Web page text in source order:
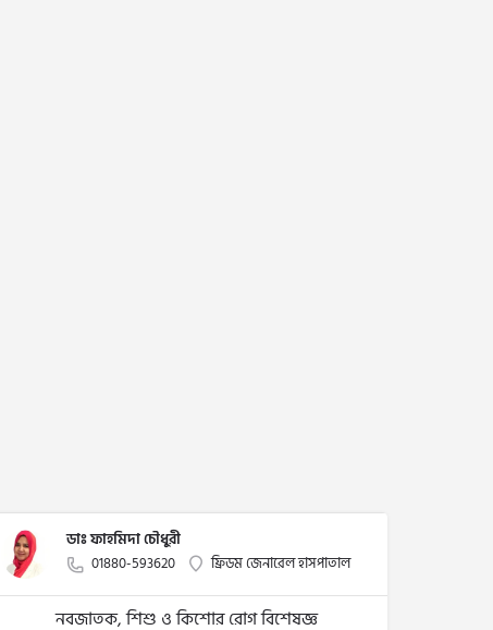
ডাঃ ফাহমিদা চৌধুরী
01880-593620 ফ্রিডম জেনারেল হাসপাতাল
নবজাতক, শিশু ও কিশোর রোগ বিশেষজ্ঞ